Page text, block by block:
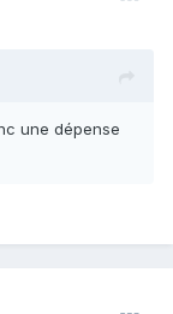
une dépense